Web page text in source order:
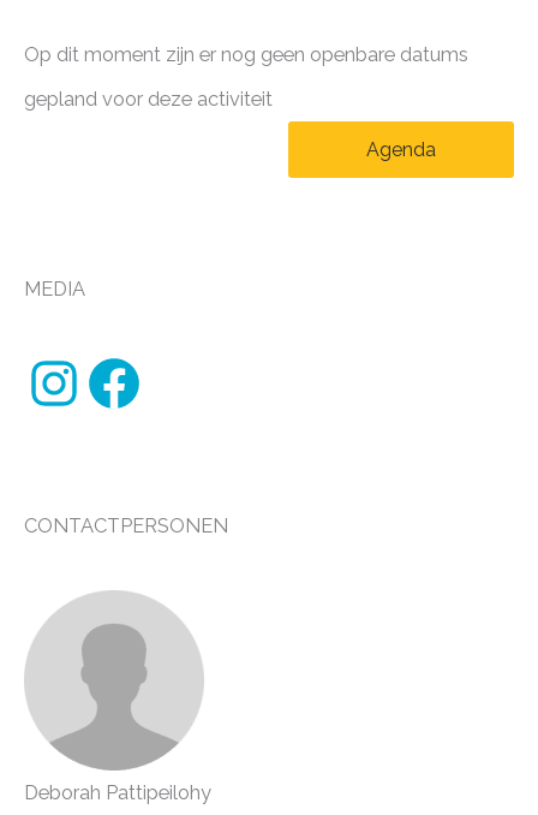
Op dit moment zijn er nog geen openbare datums
gepland voor deze activiteit
Agenda
MEDIA
Instagram
Facebook
CONTACTPERSONEN
Deborah Pattipeilohy